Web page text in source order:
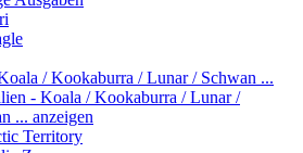
/ Kookaburra / Lunar / Schwan ...
- Koala / Kookaburra / Lunar /
... anzeigen
Territory